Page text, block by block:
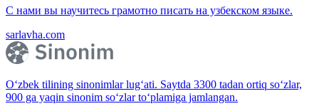
С нами вы научитесь грамотно писать на узбекском языке.
sarlavha.com
O‘zbek tilining sinonimlar lug‘ati. Saytda 3300 tadan ortiq so‘zlar,
900 ga yaqin sinonim so‘zlar to‘plamiga jamlangan.